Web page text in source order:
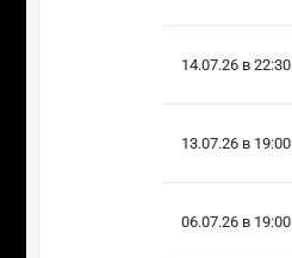
14.07.26 в 22:30
13.07.26 в 19:00
06.07.26 в 19:00